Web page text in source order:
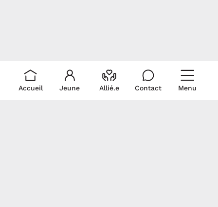
Accueil Jeune Allié.e Contact Menu